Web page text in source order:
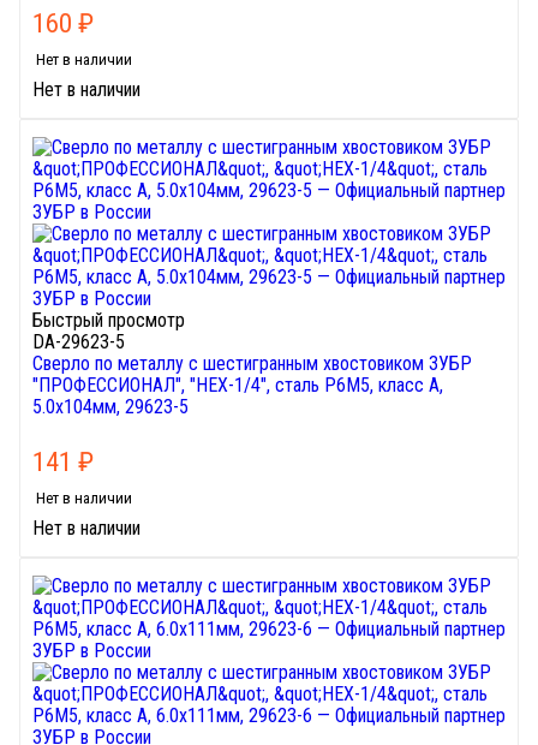
160 ₽
Нет в наличии
Нет в наличии
Быстрый просмотр
DA-29623-5
Сверло по металлу с шестигранным хвостовиком ЗУБР
"ПРОФЕССИОНАЛ", "HEX-1/4", сталь Р6М5, класс А,
5.0х104мм, 29623-5
141 ₽
Нет в наличии
Нет в наличии